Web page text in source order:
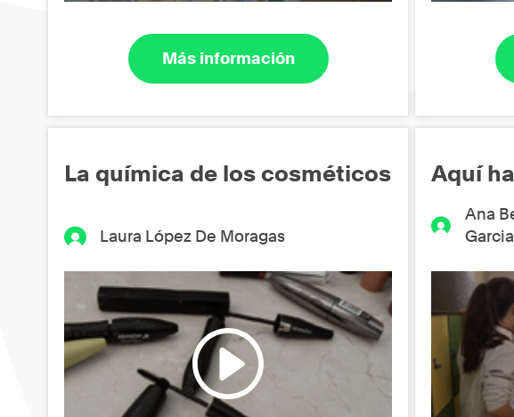
Más información
La química de los cosméticos
Laura López De Moragas
Aquí
Ana